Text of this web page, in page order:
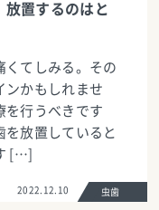
放置するのはと
くてしみる。その
ンかもしれませ
を行うべきです
放置していると
[…]
2022.12.10 虫歯